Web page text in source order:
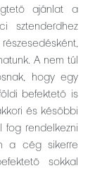
ajánlat a
sztenderdhez
A nem túl
hogy egy
befektető is
és későbbi
fog rendelkezni
a cég sikerre
sokkal